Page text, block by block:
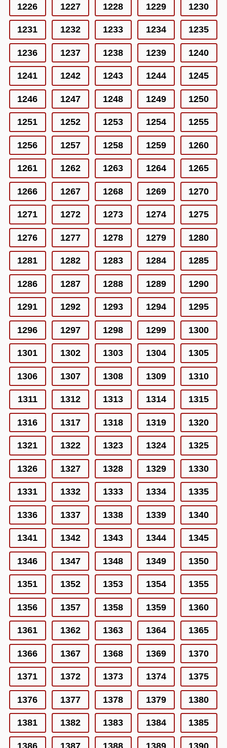
1226 1227 1228 1229 1230
1231 1232 1233 1234 1235
1236 1237 1238 1239 1240
1241 1242 1243 1244 1245
1246 1247 1248 1249 1250
1251 1252 1253 1254 1255
1256 1257 1258 1259 1260
1261 1262 1263 1264 1265
1266 1267 1268 1269 1270
1271 1272 1273 1274 1275
1276 1277 1278 1279 1280
1281 1282 1283 1284 1285
1286 1287 1288 1289 1290
1291 1292 1293 1294 1295
1296 1297 1298 1299 1300
1301 1302 1303 1304 1305
1306 1307 1308 1309 1310
1311 1312 1313 1314 1315
1316 1317 1318 1319 1320
1321 1322 1323 1324 1325
1326 1327 1328 1329 1330
1331 1332 1333 1334 1335
1336 1337 1338 1339 1340
1341 1342 1343 1344 1345
1346 1347 1348 1349 1350
1351 1352 1353 1354 1355
1356 1357 1358 1359 1360
1361 1362 1363 1364 1365
1366 1367 1368 1369 1370
1371 1372 1373 1374 1375
1376 1377 1378 1379 1380
1381 1382 1383 1384 1385
1386 1387 1388 1389 1390